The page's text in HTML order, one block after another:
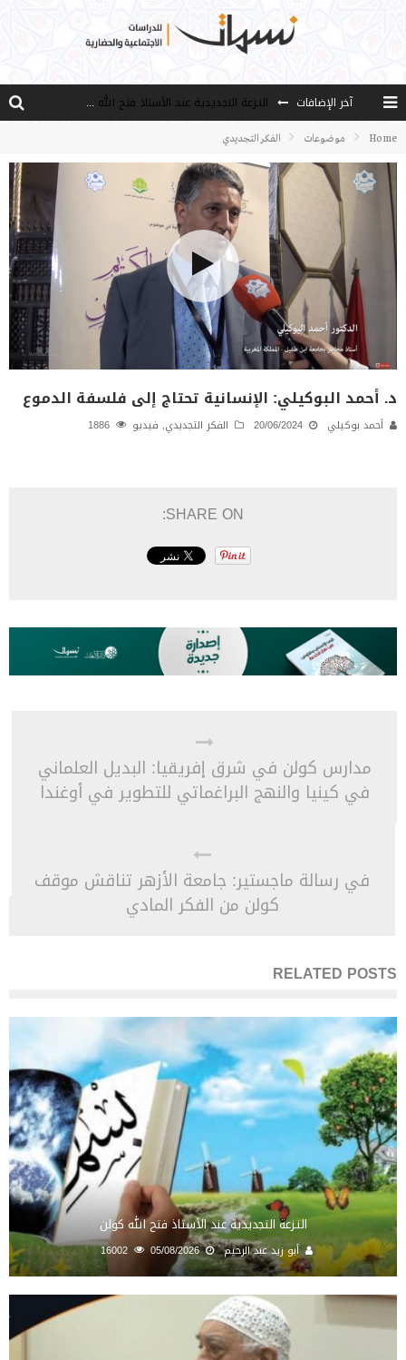
آخر الإضافات
النـزعة التجديدية عند الأستاذ فتح الله كولن
كيف نصل إلى أفق إنسان “هل من مزيد”؟
الخدمة ..من فقه الأزمة إلى فقه العمل
مصادر العلم وسببه
Home موضوعات الفكر التجديدي
د. أحمد البوكيلي: الإنسانية تحتاج إلى فلسفة الدموع
أحمد بوكيلي 20/06/2024 الفكر التجديدي, فيديو
SHARE ON:
مدارس كولن في شرق إفريقيا: البديل العلماني
في كينيا والنهج البراغماتي للتطوير في أوغندا
في رسالة ماجستير: جامعة الأزهر تناقش موقف
كولن من الفكر المادي
RELATED POSTS
النـزعة التجديدية عند الأستاذ فتح الله كولن
أبو زيد عبد الرحيم 05/08/2026
16002